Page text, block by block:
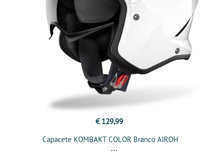
€ 129,99
Capacete KOMBAKT COLOR Branco AIROH